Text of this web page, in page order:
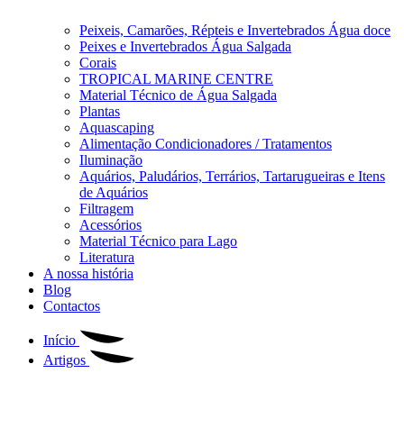
Peixeis, Camarões, Répteis e Invertebrados Água doce
Peixes e Invertebrados Água Salgada
Corais
TROPICAL MARINE CENTRE
Material Técnico de Água Salgada
Plantas
Aquascaping
Alimentação Condicionadores / Tratamentos
Iluminação
Aquários, Paludários, Terrários, Tartarugueiras e Itens
de Aquários
Filtragem
Acessórios
Material Técnico para Lago
Literatura
A nossa história
Blog
Contactos
Início
Artigos